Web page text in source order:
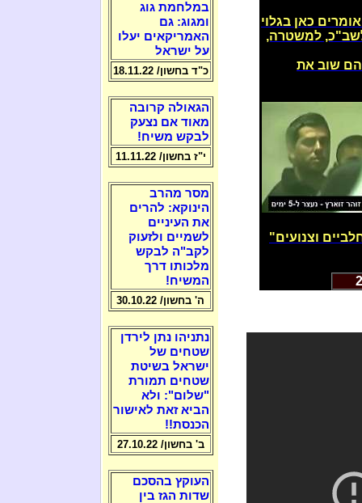
כאן בגלוי
למשטרה,
שוב את
וצנועים"
במלחמת גוג
ומגוג: גם
האמריקאים יעלו
על ישראל
כ"ד בחשון/ 18.11.22
הגאולה קרובה
מאוד אם נצעק
לבקש משיח!
י"ז בחשון/ 11.11.22
מסר מהרב
הינוקא: להרים
את העיניים
לשמיים ולזעוק
לקב"ה לבקש
מלכותו דרך
המשיח!
ה' בחשון/ 30.10.22
נתניהו נתן לירדן
שטחים של
ישראל בשיטת
שטחים תמורת
"שלום": ולא
הביא זאת לאישור
הכנסת!!
ב' בחשון/ 27.10.22
העוקץ בהסכם
שדות הגז בין